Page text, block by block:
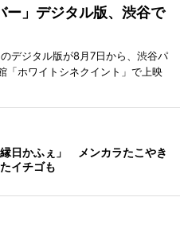
ー」デジタル版、渋谷で
デジタル版が8月7日から、渋谷パ
「ホワイトシネクイント」で上映
日かふぇ」 メンカラたこやき
イチゴも